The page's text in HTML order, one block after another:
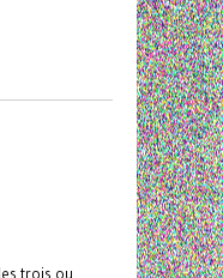
trois ou